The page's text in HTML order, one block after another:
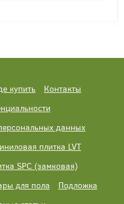
купить
Контакты
данных
плитка LVT
SPC (замковая)
для пола
Подложка